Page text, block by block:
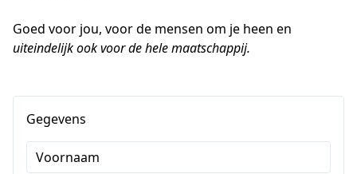
uiteindelijk ook voor de hele maatschappij.
Gegevens
Voornaam